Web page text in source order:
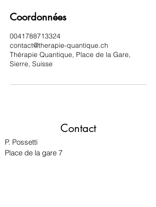
Coordonnées
0041788713324
contact@therapie-quantique.ch
Thérapie Quantique, Place de la Gare,
Sierre, Suisse
Contact
P. Possetti
Place de la gare 7